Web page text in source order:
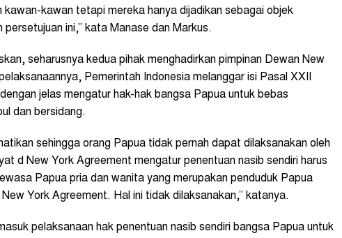
kawan-kawan tetapi mereka hanya dijadikan sebagai objek
ini,” kata Manase dan Markus.
seharusnya kedua pihak menghadirkan pimpinan Dewan New
Pemerintah Indonesia melanggar isi Pasal XXII
jelas mengatur hak-hak bangsa Papua untuk bebas
dan bersidang.
sehingga orang Papua tidak pernah dapat dilaksanakan oleh
d New York Agreement mengatur penentuan nasib sendiri harus
Papua pria dan wanita yang merupakan penduduk Papua
York Agreement. Hal ini tidak dilaksanakan,” katanya.
pelaksanaan hak penentuan nasib sendiri bangsa Papua untuk